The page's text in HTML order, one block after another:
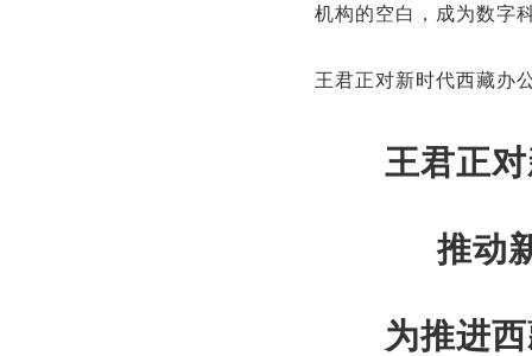
机构的空白，成为数字
王君正对新时代西藏办
王君正
推动
为推进